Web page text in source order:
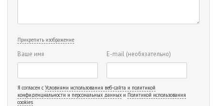
Прикрепить изображение
Ваше имя E-mail (необязательно)
Я согласен с Условиями использования веб-сайта и политикой
конфиденциальности и персональных данных и Политикой использования
cookies